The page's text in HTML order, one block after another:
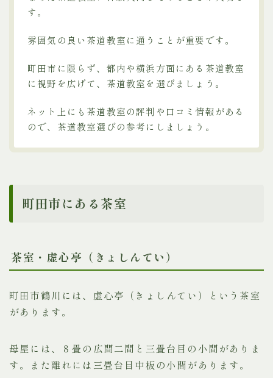
す。
雰囲気の良い茶道教室に通うことが重要です。
町田市に限らず、都内や横浜方面にある茶道教室
に視野を広げて、茶道教室を選びましょう。
ネット上にも茶道教室の評判や口コミ情報がある
ので、茶道教室選びの参考にしましょう。
町田市にある茶室
茶室・虚心亭（きょしんてい）
町田市鶴川には、虚心亭（きょしんてい）という茶室
があります。
母屋には、８畳の広間二間と三畳台目の小間がありま
す。また離れには三畳台目中板の小間があります。